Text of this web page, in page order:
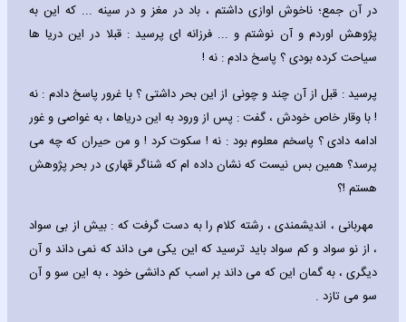
در آن جمع؛ ناخوش اوازی داشتم ، باد در مغز و در سینه ... که این به
پژوهش اوردم و آن نوشتم و ... فرزانه ای پرسید : قبلا در این دریا ها
سیاحت کرده بودی ؟ پاسخ دادم : نه !
پرسید : قبل از آن چند و چونی از این بحر داشتی ؟ با غرور پاسخ دادم : نه
! با وقار خاص خودش ، گفت : پس از ورود به این دریاها ، به غواصی و غور
ادامه دادی ؟ پاسخم معلوم بود : نه ! سکوت کرد ! و من حیران که چه می
پرسد؟ همین بس نیست که نشان داده ام که شناگر قهاری در بحر پژوهش
هستم !؟
مهربانی ، اندیشمندی ، رشته کلام را به دست گرفت که : بیش از بی سواد
، از نو سواد و کم سواد باید ترسید که این یکی می داند که نمی داند و آن
دیگری ، به گمان این که می داند بر اسب کم دانشی خود ، به این سو و آن
سو می تازد .